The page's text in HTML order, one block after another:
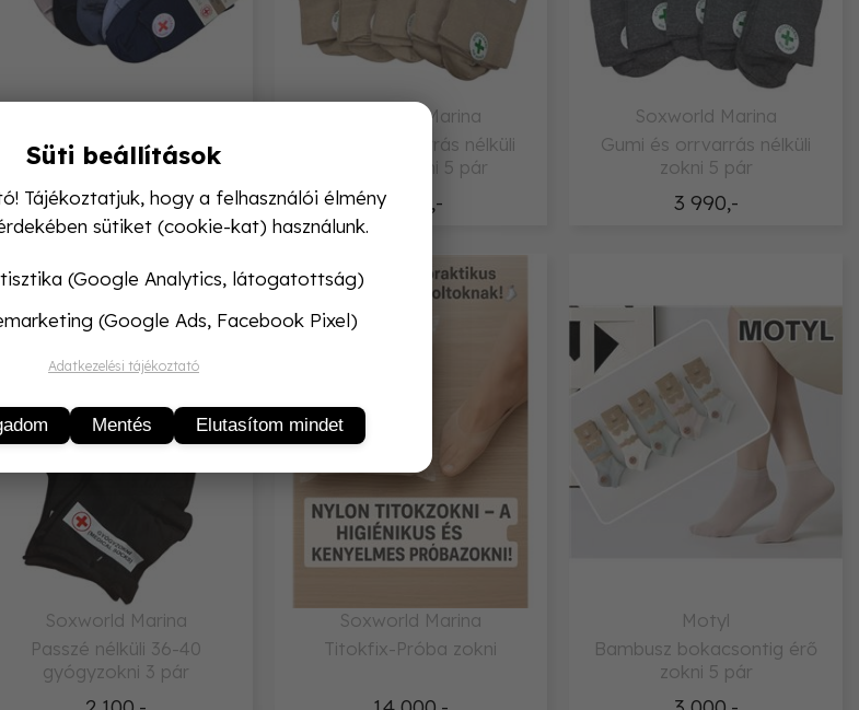
3 000,-
Bordás pamut gumi nélküli
zokni 5 pár
3 990,-
Soxworld Marina
Gumi és orrvarrás nélküli
pamut zokni 5 pár
3 990,-
Soxworld Marina
Gumi és orrvarrás nélküli
zokni 5 pár
Soxworld Marina
Passzé nélküli 36-40
gyógyzokni 3 pár
Soxworld Marina
Titokfix-Próba zokni
Motyl
Bambusz bokacsontig érő
zokni 5 pár
Süti beállítások
Tájékoztatjuk, hogy a felhasználói élmény
sütiket (cookie-kat) használunk.
(Google Analytics, látogatottság)
(Google Ads, Facebook Pixel)
Adatkezelési tájékoztató
Mentés Elutasítom mindet